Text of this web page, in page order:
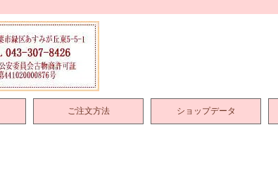
ご注文方法 ショップデータ